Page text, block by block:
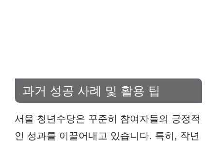
과거 성공 사례 및 활용 팁
서울 청년수당은 꾸준히 참여자들의 긍정적
인 성과를 이끌어내고 있습니다. 특히, 작년